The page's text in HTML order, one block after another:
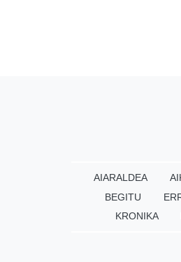
AIARALDEA
BEGITU
KRONIKA